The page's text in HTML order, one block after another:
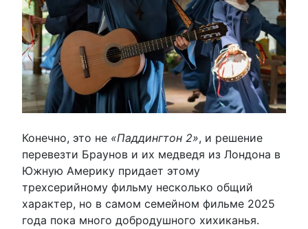
Конечно, это не «Паддингтон 2», и решение
перевезти Браунов и их медведя из Лондона в
Южную Америку придает этому
трехсерийному фильму несколько общий
характер, но в самом семейном фильме 2025
года пока много добродушного хихиканья.